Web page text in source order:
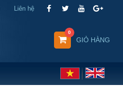
Liên hệ
GIỎ HÀNG
0